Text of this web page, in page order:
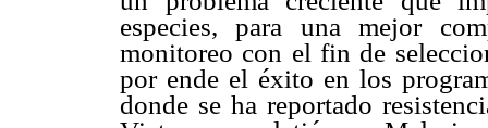
especies, para una mejor
monitoreo con el fin de
por ende el éxito en los
donde se ha reportado